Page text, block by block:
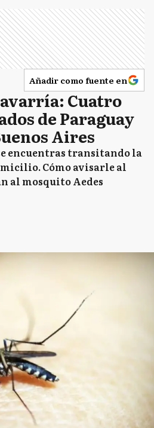
Añadir como fuente en
Cuatro
de Paraguay
Aires
encuentras transitando la
Cómo avisarle al
al mosquito Aedes